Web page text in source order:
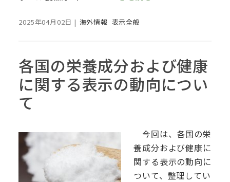
2025年04月02日 | 海外情報 表示全般
各国の栄養成分および健康
に関する表示の動向につい
て
今回は、各国の栄
養成分および健康に
関する表示の動向に
ついて、整理してい